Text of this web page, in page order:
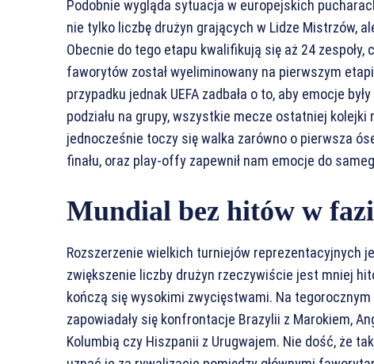
Podobnie wygląda sytuacja w europejskich
nie tylko liczbę drużyn grających w Lidze Mistrzów,
Obecnie do tego etapu kwalifikują się aż 24
faworytów został wyeliminowany na pierwszym
przypadku jednak UEFA zadbała o to, aby emocje
podziału na grupy, wszystkie mecze ostatniej
jednocześnie toczy się walka zarówno o pierwsza
finału, oraz play-offy zapewnił nam emocje do
Mundial bez hitów w
Rozszerzenie wielkich turniejów reprezentacyjnych
zwiększenie liczby drużyn rzeczywiście jest mniej
kończą się wysokimi zwycięstwami. Na
zapowiadały się konfrontacje Brazylii z Marokiem,
Kolumbią czy Hiszpanii z Urugwajem. Nie dość, że